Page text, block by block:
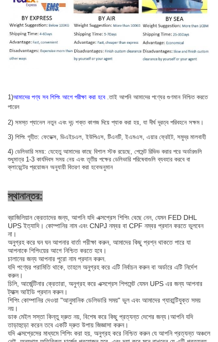
1)আমাদের পণ্য সব শিপিং আগে পরীক্ষা করা হবে .তাই আপনি আমাদের পণ্যের গুণমান নিশ্চিত করতে
পারেন
2) সমস্ত প্যানেল নতুন এবং দৃঢ় শক্ত কাগজ দিয়ে প্যাক করা হয়, যা দীর্ঘ দূরত্ব পরিবহনে সক্ষম।
3) শিপিং গৃহীত: ফেডেক্স, ডিএইচএল, ইউপিএস, টিএনটি, ইএমএস, এয়ার ফ্রেইট, সমুদ্র মালবাহী
4) ডেলিভারি সময়: যেহেতু আমাদের কাছে বিশাল স্টক রয়েছে, পেমেন্ট রিভিভ করার পরে অর্ডারগুলি
শুধুমাত্র 1-3 কার্যদিবস সময় নেয় এবং তৃতীয় পক্ষের ডেলিভারি পরিষেবাগুলি ব্যবহার করবে বা
ক্লায়েন্টের প্রয়োজন অনুযায়ী বিতরণ করা হবেঅনুমান
স্থানান্তর:
ব্রাজিলিয়ান ক্রেতাদের জন্য, আপনি যদি এক্সপ্রেস শিপিং বেছে নেন, যেমন FED DHL
UPS ইত্যাদি। কোম্পানির নাম এবং CNPJ নম্বর বা CPF নম্বর প্রদান করতে ভুলবেন
না।
অনুগ্রহ করে ঘন ঘন আপনার বার্তা পরীক্ষা করুন, আমাদের কিছু প্রশ্ন থাকতে পারে যা
আপনাকে শিপিংয়ের আগে নিশ্চিত করতে হবে।
চালানের জন্য আপনার পুরো নাম প্রদান করুন.
যদি পণ্যের পরামিতি থাকে, তাহলে অনুগ্রহ করে এটি নির্বাচন করুন বা অর্ডারে এটি নির্দেশ
করুন।
চিলি, আর্জেন্টিনার ক্রেতারা, অনুগ্রহ করে এক্সপ্রেস শিপমেন্ট যেমন UPS এর জন্য আপনার
ট্যাক্স আইডি প্রদান করুন।
শিপিং কোম্পানির দেওয়া "আনুমানিক ডেলিভারি সময়" ভুল এবং আমাদের গ্যারান্টিযুক্ত সময়
নয়।
ডাক মেইল ​​সস্তা কিন্তু দ্রুত নয়, বিশেষ করে কিছু প্রত্যন্ত দেশের জন্য।আপনি যদি
তাড়াহুড়ো করেন তবে একটি দ্রুত উপায় জিজ্ঞাসা করুন।
যদি এক্সপ্রেসের মাধ্যমে শিপিং করা হয়, অনুগ্রহ করে নিশ্চিত করুন যে আপনি প্রত্যন্ত অঞ্চলে